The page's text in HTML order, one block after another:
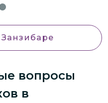
Занзибаре
вопросы
в